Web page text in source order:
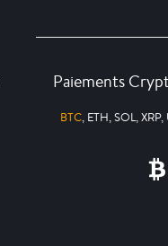
Paiements
BTC, ETH, SOL,